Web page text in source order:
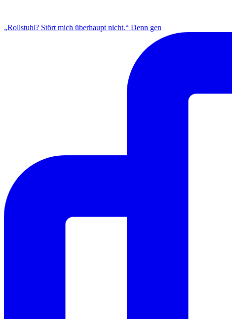
„Rollstuhl? Stört mich überhaupt nicht.“ Denn gen